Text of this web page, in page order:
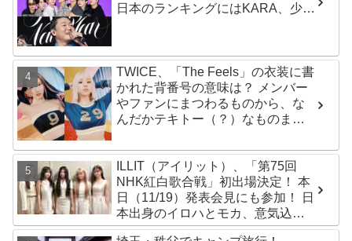
日本のランキングにはKARA、少女
TWICE、「The Feels」の衣装に書
かれた背番号の意味は？ メンバー
やファンにまつわるものから、な
んだかテキトー（？）なものま
ILLIT（アイリット）、「第75回
NHK紅白歌合戦」初出場決定！ 本
日（11/19）発表会見にも参加！ 日
本出身のイロハとモカ、意気込み
を語る「ずっと夢見てたステー